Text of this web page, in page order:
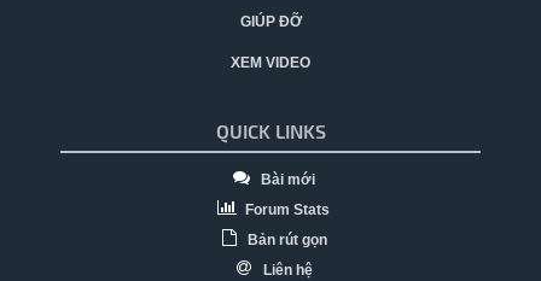
GIÚP ĐỠ
XEM VIDEO
QUICK LINKS
Bài mới
Forum Stats
Bản rút gọn
Liên hệ